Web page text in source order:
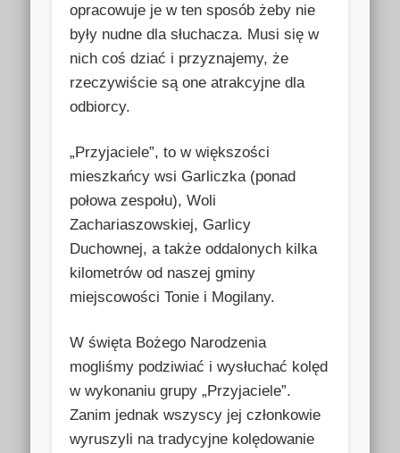
opracowuje je w ten sposób żeby nie
były nudne dla słuchacza. Musi się w
nich coś dziać i przyznajemy, że
rzeczywiście są one atrakcyjne dla
odbiorcy.
„Przyjaciele”, to w większości
mieszkańcy wsi Garliczka (ponad
połowa zespołu), Woli
Zachariaszowskiej, Garlicy
Duchownej, a także oddalonych kilka
kilometrów od naszej gminy
miejscowości Tonie i Mogilany.
W święta Bożego Narodzenia
mogliśmy podziwiać i wysłuchać kolęd
w wykonaniu grupy „Przyjaciele”.
Zanim jednak wszyscy jej członkowie
wyruszyli na tradycyjne kolędowanie